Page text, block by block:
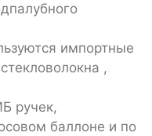
импортные
,
ручек,
баллоне и по